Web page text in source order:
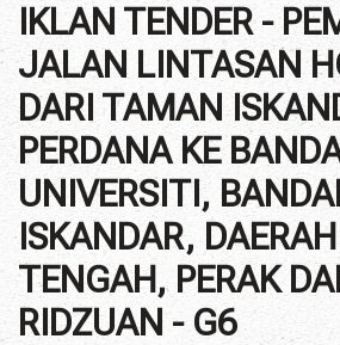
IKLAN TENDER -
JALAN LINTASAN
DARI TAMAN
PERDANA KE
UNIVERSITI,
ISKANDAR,
TENGAH, PERAK
RIDZUAN - G6